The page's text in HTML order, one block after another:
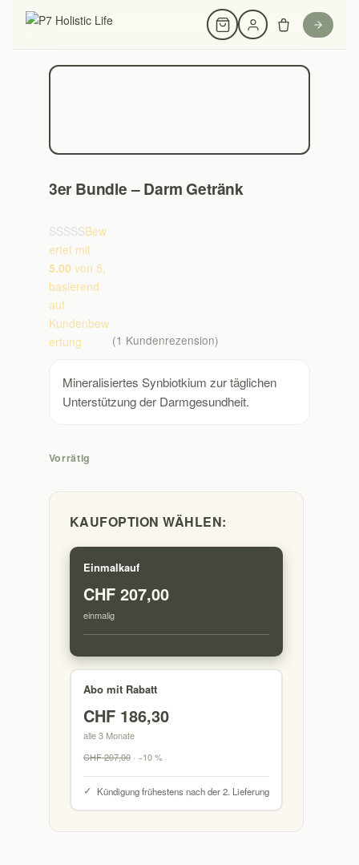
3er Bundle – Darm Getränk
Bew
ertet mit
5.00 von 5,
basierend
auf
Kundenbew
ertung
(1 Kundenrezension)
Mineralisiertes Synbiotkium zur täglichen
Unterstützung der Darmgesundheit.
Vorrätig
KAUFOPTION WÄHLEN:
Einmalkauf
CHF207,00
einmalig
Abo mit Rabatt
CHF186,30
alle 3 Monate
CHF207,00· −10 %
Kündigung frühestens nach der 2. Lieferung